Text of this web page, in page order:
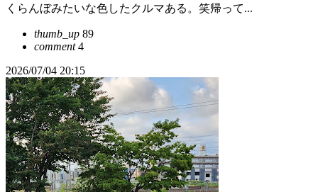
くらんぼみたいな色したクルマある。笑帰って...
thumb_up 89
comment4
2026/07/04 20:15